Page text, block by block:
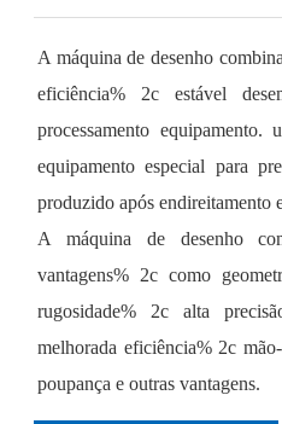
A máquina de desenho
eficiência% 2c estável
processamento
equipamento especial para
produzido após endireitamento
A máquina de desenho
vantagens% 2c como
rugosidade% 2c alta
melhorada eficiência% 2c
poupança e outras vantagens.